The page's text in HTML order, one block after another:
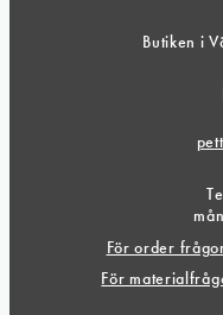
Butiken i
För order
För